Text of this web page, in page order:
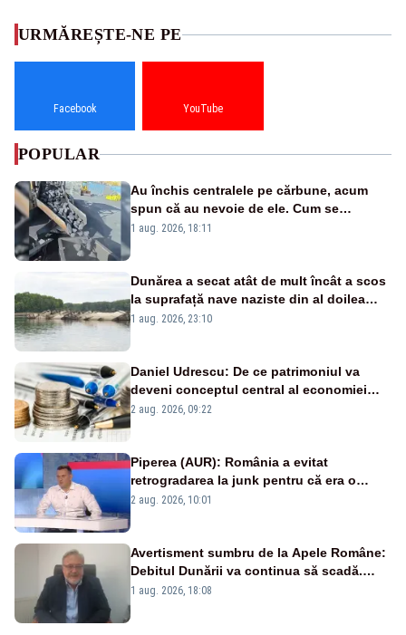
URMĂREȘTE-NE PE
Facebook YouTube
POPULAR
Au închis centralele pe cărbune, acum
spun că au nevoie de ele. Cum se
pasează vina în plină criză energetică
1 aug. 2026, 18:11
Dunărea a secat atât de mult încât a scos
la suprafață nave naziste din al doilea
război mondial
1 aug. 2026, 23:10
Daniel Udrescu: De ce patrimoniul va
deveni conceptul central al economiei
viitoare?
2 aug. 2026, 09:22
Piperea (AUR): România a evitat
retrogradarea la junk pentru că era o
catastrofă pentru bănci și fondurile de
2 aug. 2026, 10:01
Avertisment sumbru de la Apele Române:
Debitul Dunării va continua să scadă.
Cernavodă s-ar putea închide în 4 zile
1 aug. 2026, 18:08